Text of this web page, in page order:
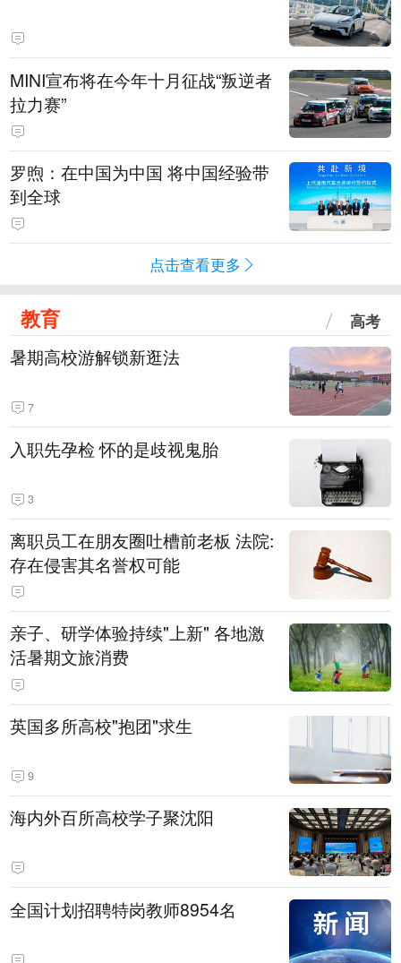
MINI宣布将在今年十月征战“叛逆者
拉力赛”
罗煦：在中国为中国 将中国经验带
到全球
点击查看更多
教育 高考
暑期高校游解锁新逛法
7
入职先孕检 怀的是歧视鬼胎
3
离职员工在朋友圈吐槽前老板 法院:
存在侵害其名誉权可能
亲子、研学体验持续"上新" 各地激
活暑期文旅消费
英国多所高校"抱团"求生
9
海内外百所高校学子聚沈阳
全国计划招聘特岗教师8954名